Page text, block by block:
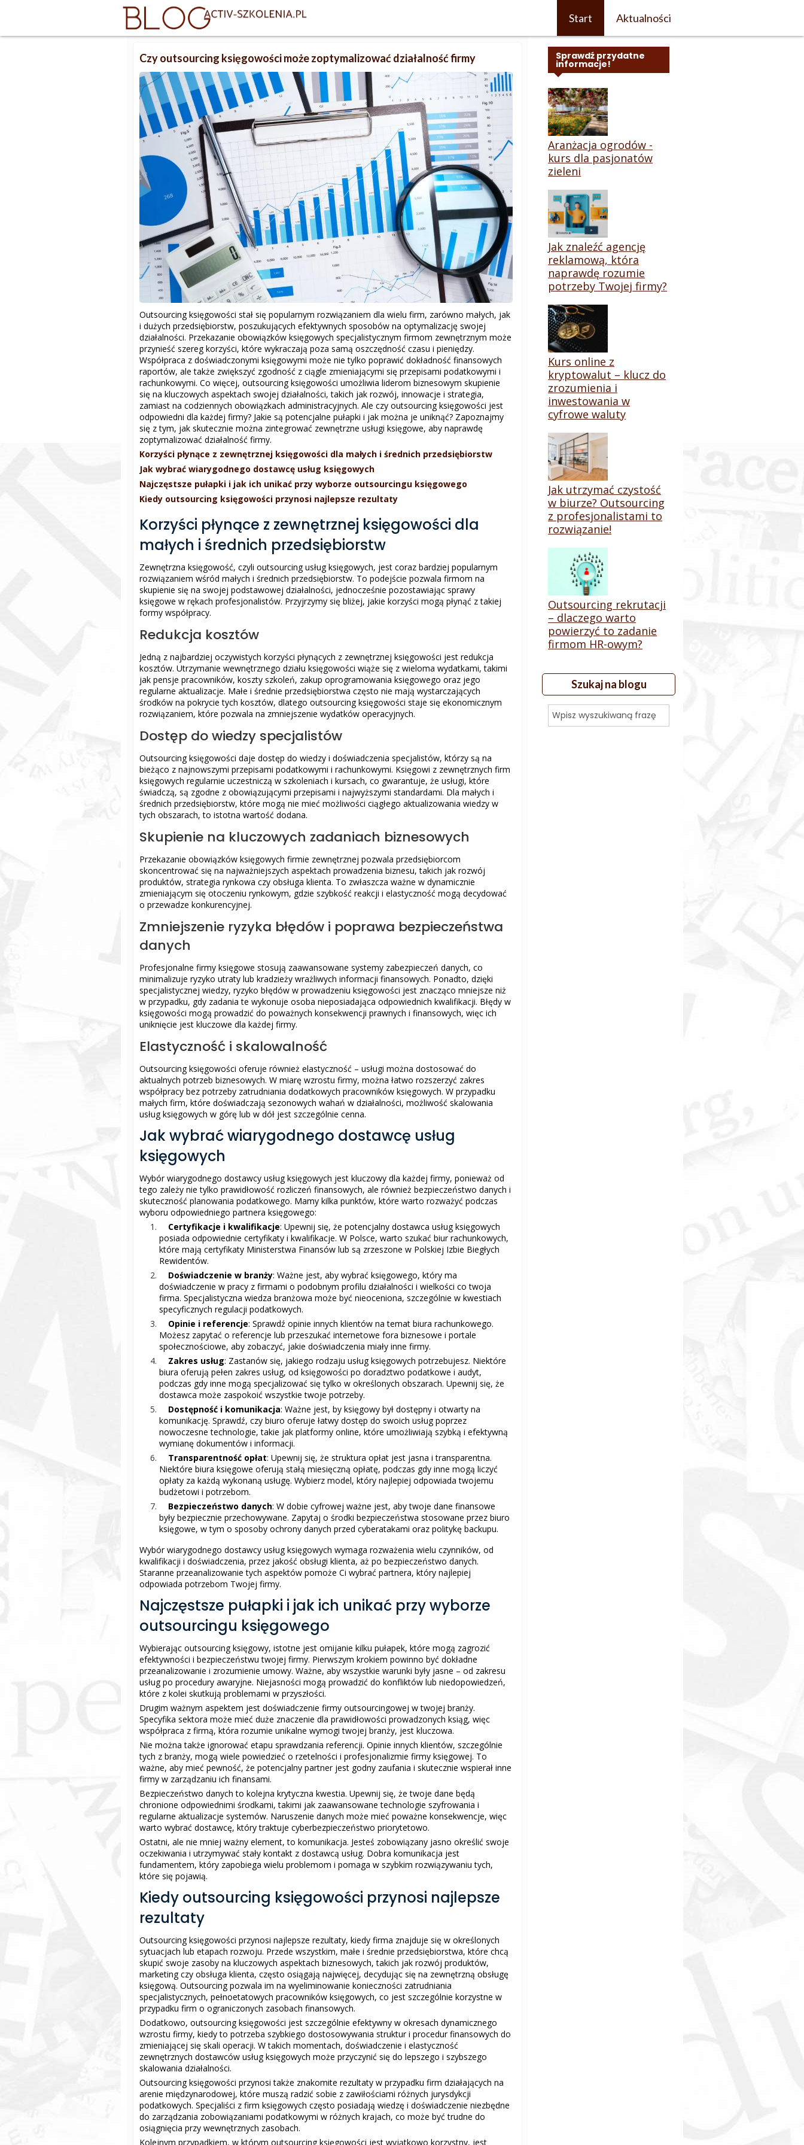
Start Aktualności
Czy outsourcing księgowości może zoptymalizować działalność firmy
Outsourcing księgowości stał się popularnym rozwiązaniem dla wielu firm, zarówno małych, jak
i dużych przedsiębiorstw, poszukujących efektywnych sposobów na optymalizację swojej
działalności. Przekazanie obowiązków księgowych specjalistycznym firmom zewnętrznym może
przynieść szereg korzyści, które wykraczają poza samą oszczędność czasu i pieniędzy.
Współpraca z doświadczonymi księgowymi może nie tylko poprawić dokładność finansowych
raportów, ale także zwiększyć zgodność z ciągle zmieniającymi się przepisami podatkowymi i
rachunkowymi. Co więcej, outsourcing księgowości umożliwia liderom biznesowym skupienie
się na kluczowych aspektach swojej działalności, takich jak rozwój, innowacje i strategia,
zamiast na codziennych obowiązkach administracyjnych. Ale czy outsourcing księgowości jest
odpowiedni dla każdej firmy? Jakie są potencjalne pułapki i jak można je uniknąć? Zapoznajmy
się z tym, jak skutecznie można zintegrować zewnętrzne usługi księgowe, aby naprawdę
zoptymalizować działalność firmy.
Korzyści płynące z zewnętrznej księgowości dla małych i średnich przedsiębiorstw
Jak wybrać wiarygodnego dostawcę usług księgowych
Najczęstsze pułapki i jak ich unikać przy wyborze outsourcingu księgowego
Kiedy outsourcing księgowości przynosi najlepsze rezultaty
Korzyści płynące z zewnętrznej księgowości dla
małych i średnich przedsiębiorstw
Zewnętrzna księgowość, czyli outsourcing usług księgowych, jest coraz bardziej popularnym
rozwiązaniem wśród małych i średnich przedsiębiorstw. To podejście pozwala firmom na
skupienie się na swojej podstawowej działalności, jednocześnie pozostawiając sprawy
księgowe w rękach profesjonalistów. Przyjrzymy się bliżej, jakie korzyści mogą płynąć z takiej
formy współpracy.
Redukcja kosztów
Jedną z najbardziej oczywistych korzyści płynących z zewnętrznej księgowości jest redukcja
kosztów. Utrzymanie wewnętrznego działu księgowości wiąże się z wieloma wydatkami, takimi
jak pensje pracowników, koszty szkoleń, zakup oprogramowania księgowego oraz jego
regularne aktualizacje. Małe i średnie przedsiębiorstwa często nie mają wystarczających
środków na pokrycie tych kosztów, dlatego outsourcing księgowości staje się ekonomicznym
rozwiązaniem, które pozwala na zmniejszenie wydatków operacyjnych.
Dostęp do wiedzy specjalistów
Outsourcing księgowości daje dostęp do wiedzy i doświadczenia specjalistów, którzy są na
bieżąco z najnowszymi przepisami podatkowymi i rachunkowymi. Księgowi z zewnętrznych firm
księgowych regularnie uczestniczą w szkoleniach i kursach, co gwarantuje, że usługi, które
świadczą, są zgodne z obowiązującymi przepisami i najwyższymi standardami. Dla małych i
średnich przedsiębiorstw, które mogą nie mieć możliwości ciągłego aktualizowania wiedzy w
tych obszarach, to istotna wartość dodana.
Skupienie na kluczowych zadaniach biznesowych
Przekazanie obowiązków księgowych firmie zewnętrznej pozwala przedsiębiorcom
skoncentrować się na najważniejszych aspektach prowadzenia biznesu, takich jak rozwój
produktów, strategia rynkowa czy obsługa klienta. To zwłaszcza ważne w dynamicznie
zmieniającym się otoczeniu rynkowym, gdzie szybkość reakcji i elastyczność mogą decydować
o przewadze konkurencyjnej.
Zmniejszenie ryzyka błędów i poprawa bezpieczeństwa
danych
Profesjonalne firmy księgowe stosują zaawansowane systemy zabezpieczeń danych, co
minimalizuje ryzyko utraty lub kradzieży wrażliwych informacji finansowych. Ponadto, dzięki
specjalistycznej wiedzy, ryzyko błędów w prowadzeniu księgowości jest znacząco mniejsze niż
w przypadku, gdy zadania te wykonuje osoba nieposiadająca odpowiednich kwalifikacji. Błędy w
księgowości mogą prowadzić do poważnych konsekwencji prawnych i finansowych, więc ich
uniknięcie jest kluczowe dla każdej firmy.
Elastyczność i skalowalność
Outsourcing księgowości oferuje również elastyczność – usługi można dostosować do
aktualnych potrzeb biznesowych. W miarę wzrostu firmy, można łatwo rozszerzyć zakres
współpracy bez potrzeby zatrudniania dodatkowych pracowników księgowych. W przypadku
małych firm, które doświadczają sezonowych wahań w działalności, możliwość skalowania
usług księgowych w górę lub w dół jest szczególnie cenna.
Jak wybrać wiarygodnego dostawcę usług
księgowych
Wybór wiarygodnego dostawcy usług księgowych jest kluczowy dla każdej firmy, ponieważ od
tego zależy nie tylko prawidłowość rozliczeń finansowych, ale również bezpieczeństwo danych i
skuteczność planowania podatkowego. Mamy kilka punktów, które warto rozważyć podczas
wyboru odpowiedniego partnera księgowego:
Certyfikacje i kwalifikacje: Upewnij się, że potencjalny dostawca usług księgowych
posiada odpowiednie certyfikaty i kwalifikacje. W Polsce, warto szukać biur rachunkowych,
które mają certyfikaty Ministerstwa Finansów lub są zrzeszone w Polskiej Izbie Biegłych
Rewidentów.
Doświadczenie w branży: Ważne jest, aby wybrać księgowego, który ma
doświadczenie w pracy z firmami o podobnym profilu działalności i wielkości co twoja
firma. Specjalistyczna wiedza branżowa może być nieoceniona, szczególnie w kwestiach
specyficznych regulacji podatkowych.
Opinie i referencje: Sprawdź opinie innych klientów na temat biura rachunkowego.
Możesz zapytać o referencje lub przeszukać internetowe fora biznesowe i portale
społecznościowe, aby zobaczyć, jakie doświadczenia miały inne firmy.
Zakres usług: Zastanów się, jakiego rodzaju usług księgowych potrzebujesz. Niektóre
biura oferują pełen zakres usług, od księgowości po doradztwo podatkowe i audyt,
podczas gdy inne mogą specjalizować się tylko w określonych obszarach. Upewnij się, że
dostawca może zaspokoić wszystkie twoje potrzeby.
Dostępność i komunikacja: Ważne jest, by księgowy był dostępny i otwarty na
komunikację. Sprawdź, czy biuro oferuje łatwy dostęp do swoich usług poprzez
nowoczesne technologie, takie jak platformy online, które umożliwiają szybką i efektywną
wymianę dokumentów i informacji.
Transparentność opłat: Upewnij się, że struktura opłat jest jasna i transparentna.
Niektóre biura księgowe oferują stałą miesięczną opłatę, podczas gdy inne mogą liczyć
opłaty za każdą wykonaną usługę. Wybierz model, który najlepiej odpowiada twojemu
budżetowi i potrzebom.
Bezpieczeństwo danych: W dobie cyfrowej ważne jest, aby twoje dane finansowe
były bezpiecznie przechowywane. Zapytaj o środki bezpieczeństwa stosowane przez biuro
księgowe, w tym o sposoby ochrony danych przed cyberatakami oraz politykę backupu.
Wybór wiarygodnego dostawcy usług księgowych wymaga rozważenia wielu czynników, od
kwalifikacji i doświadczenia, przez jakość obsługi klienta, aż po bezpieczeństwo danych.
Staranne przeanalizowanie tych aspektów pomoże Ci wybrać partnera, który najlepiej
odpowiada potrzebom Twojej firmy.
Najczęstsze pułapki i jak ich unikać przy wyborze
outsourcingu księgowego
Wybierając outsourcing księgowy, istotne jest omijanie kilku pułapek, które mogą zagrozić
efektywności i bezpieczeństwu twojej firmy. Pierwszym krokiem powinno być dokładne
przeanalizowanie i zrozumienie umowy. Ważne, aby wszystkie warunki były jasne – od zakresu
usług po procedury awaryjne. Niejasności mogą prowadzić do konfliktów lub niedopowiedzeń,
które z kolei skutkują problemami w przyszłości.
Drugim ważnym aspektem jest doświadczenie firmy outsourcingowej w twojej branży.
Specyfika sektora może mieć duże znaczenie dla prawidłowości prowadzonych ksiąg, więc
współpraca z firmą, która rozumie unikalne wymogi twojej branży, jest kluczowa.
Nie można także ignorować etapu sprawdzania referencji. Opinie innych klientów, szczególnie
tych z branży, mogą wiele powiedzieć o rzetelności i profesjonalizmie firmy księgowej. To
ważne, aby mieć pewność, że potencjalny partner jest godny zaufania i skutecznie wspierał inne
firmy w zarządzaniu ich finansami.
Bezpieczeństwo danych to kolejna krytyczna kwestia. Upewnij się, że twoje dane będą
chronione odpowiednimi środkami, takimi jak zaawansowane technologie szyfrowania i
regularne aktualizacje systemów. Naruszenie danych może mieć poważne konsekwencje, więc
warto wybrać dostawcę, który traktuje cyberbezpieczeństwo priorytetowo.
Ostatni, ale nie mniej ważny element, to komunikacja. Jesteś zobowiązany jasno określić swoje
oczekiwania i utrzymywać stały kontakt z dostawcą usług. Dobra komunikacja jest
fundamentem, który zapobiega wielu problemom i pomaga w szybkim rozwiązywaniu tych,
które się pojawią.
Kiedy outsourcing księgowości przynosi najlepsze
rezultaty
Outsourcing księgowości przynosi najlepsze rezultaty, kiedy firma znajduje się w określonych
sytuacjach lub etapach rozwoju. Przede wszystkim, małe i średnie przedsiębiorstwa, które chcą
skupić swoje zasoby na kluczowych aspektach biznesowych, takich jak rozwój produktów,
marketing czy obsługa klienta, często osiągają najwięcej, decydując się na zewnętrzną obsługę
księgową. Outsourcing pozwala im na wyeliminowanie konieczności zatrudniania
specjalistycznych, pełnoetatowych pracowników księgowych, co jest szczególnie korzystne w
przypadku firm o ograniczonych zasobach finansowych.
Dodatkowo, outsourcing księgowości jest szczególnie efektywny w okresach dynamicznego
wzrostu firmy, kiedy to potrzeba szybkiego dostosowywania struktur i procedur finansowych do
zmieniającej się skali operacji. W takich momentach, doświadczenie i elastyczność
zewnętrznych dostawców usług księgowych może przyczynić się do lepszego i szybszego
skalowania działalności.
Outsourcing księgowości przynosi także znakomite rezultaty w przypadku firm działających na
arenie międzynarodowej, które muszą radzić sobie z zawiłościami różnych jurysdykcji
podatkowych. Specjaliści z firm księgowych często posiadają wiedzę i doświadczenie niezbędne
do zarządzania zobowiązaniami podatkowymi w różnych krajach, co może być trudne do
osiągnięcia przy wewnętrznych zasobach.
Kolejnym przypadkiem, w którym outsourcing księgowości jest wyjątkowo korzystny, jest
Sprawdź przydatne
informacje!
Aranżacja ogrodów -
kurs dla pasjonatów
zieleni
Jak znaleźć agencję
reklamową, która
naprawdę rozumie
potrzeby Twojej firmy?
Kurs online z
kryptowalut – klucz do
zrozumienia i
inwestowania w
cyfrowe waluty
Jak utrzymać czystość
w biurze? Outsourcing
z profesjonalistami to
rozwiązanie!
Outsourcing rekrutacji
– dlaczego warto
powierzyć to zadanie
firmom HR-owym?
Szukaj na blogu